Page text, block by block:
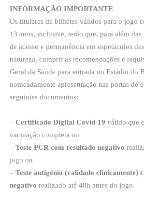
INFORMAÇÃO IMPORTANTE
Os titulares de bilhetes válidos para o jogo
13 anos, inclusive, terão que, para além
de acesso e permanência em espetáculos
natureza, cumprir as recomendações e
Geral da Saúde para entrada no Estádio do
nomeadamente apresentação nas portas de
seguintes documentos:
– Certificado Digital Covid-19 válido que
vacinação completa ou
– Teste PCR com resultado negativo
jogo ou
– Teste antigénio (validado clinicamente)
negativo realizado até 48h antes do jogo.